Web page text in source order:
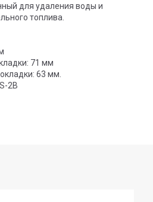
для удаления воды и
топлива.
71 мм
63 мм.
2B
PR